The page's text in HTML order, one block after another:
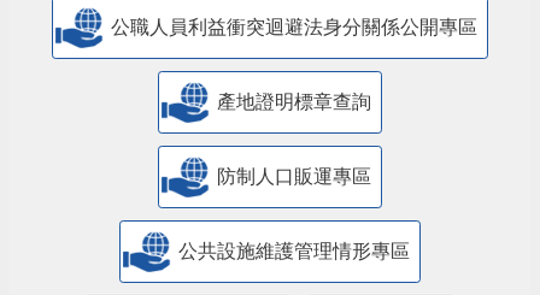
公職人員利益衝突迴避法身分關係公開專區
產地證明標章查詢
防制人口販運專區
​公共設施維護管理情形專區